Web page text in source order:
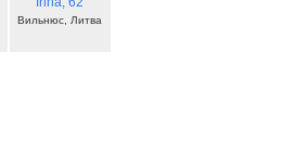
Вильнюс, Литва